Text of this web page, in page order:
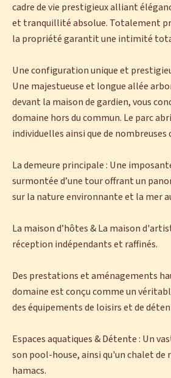
cadre de vie prestigieux alliant
et tranquillité absolue. Totalement
la propriété garantit une intimité
Une configuration unique et
Une majestueuse et longue allée
devant la maison de gardien, vous
domaine hors du commun. Le parc
individuelles ainsi que de nombreuses
La demeure principale : Une
surmontée d’une tour offrant un
sur la nature environnante et la mer
La maison d’hôtes & La maison
réception indépendants et raffinés.
Des prestations et aménagements
domaine est conçu comme un
des équipements de loisirs et de
Espaces aquatiques & Détente : Un
son pool-house, ainsi qu'un chalet de
hamacs.